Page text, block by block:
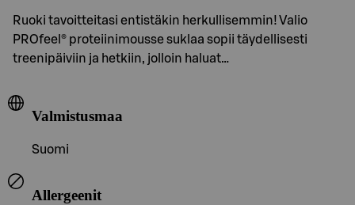
Ruoki tavoitteitasi entistäkin herkullisemmin! Valio
PROfeel® proteiinimousse suklaa sopii täydellisesti
treenipäiviin ja hetkiin, jolloin haluat…
Valmistusmaa
Suomi
Allergeenit